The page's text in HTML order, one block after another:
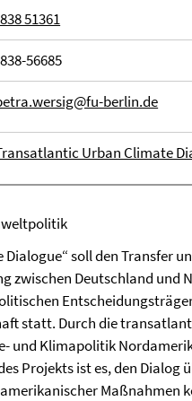
51361
56685
berlin.de
Urban Climate
soll den Transfer
zwischen Deutschland und
statt. Durch die
und Klimapolitik
Projekts ist es, den Dialog
Maßnahmen